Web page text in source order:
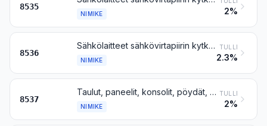
8535
NIMIKE 2%
8536
Sähkölaitteet sähkövirtapiirin kytkemistä, katkaisemista tai suojaamista varten tai siihen liittämistä varten (esim. kytkimet, releet, varokkeet, syöksyaaltosuojat, pistotulpat, pistorasiat, lampunpitimet ja muut liittimet, liitäntärasiat), enintään 1000 voltin nimellisjännitettä varten; liittimet valokuituja, valokuitukimppuja tai valokaapeleita varten
NIMIKE
TULLI
2.3%
8537
Taulut, paneelit, konsolit, pöydät, kaapit ja muut alustat, joissa on vähintään kaksi nimikkeen 8535 tai 8536 laitetta, sähköistä ohjausta tai sähkönjakelua varten, myös sellaiset, joissa on 90 ryhmän kojeita tai laitteita, sekä numeeriset ohjauslaitteet, muut kuin nimikkeen 8517 kytkentälaitteet
NIMIKE
TULLI
2%